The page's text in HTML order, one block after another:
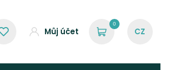
Můj účet
0